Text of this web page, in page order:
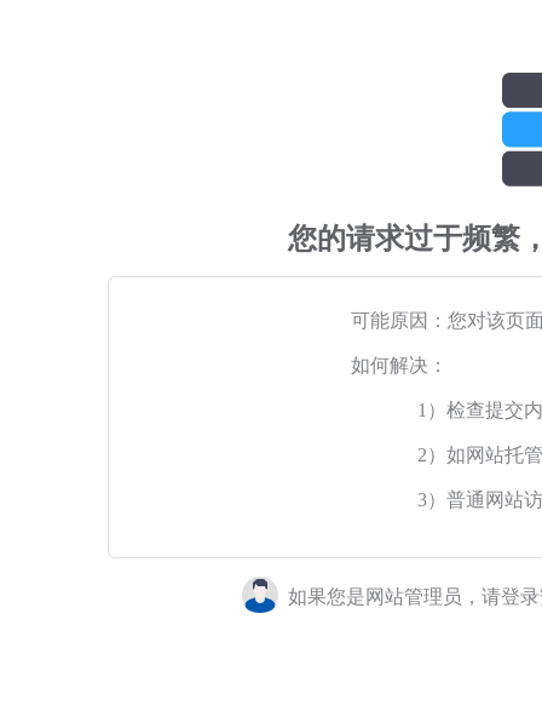
您的请求过于频繁
可能原因：您对该页
如何解决：
1）检查提交
2）如网站托
3）普通网站
如果您是网站管理员，请登